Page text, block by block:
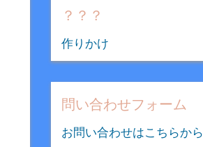
リ
？？？
作りかけ
問い合わせフォーム
お問い合わせはこちらから